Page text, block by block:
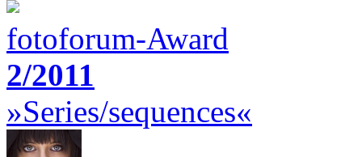
fotoforum-Award
2/2011
»Series/sequences«